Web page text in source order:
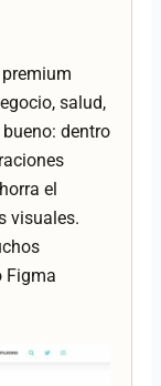
salud,
dentro
el
visuales.
Figma